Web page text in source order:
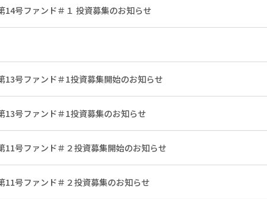
14号ファンド＃１ 投資募集のお知らせ
13号ファンド＃1投資募集開始のお知らせ
13号ファンド＃1投資募集のお知らせ
11号ファンド＃２投資募集開始のお知らせ
11号ファンド＃２投資募集のお知らせ